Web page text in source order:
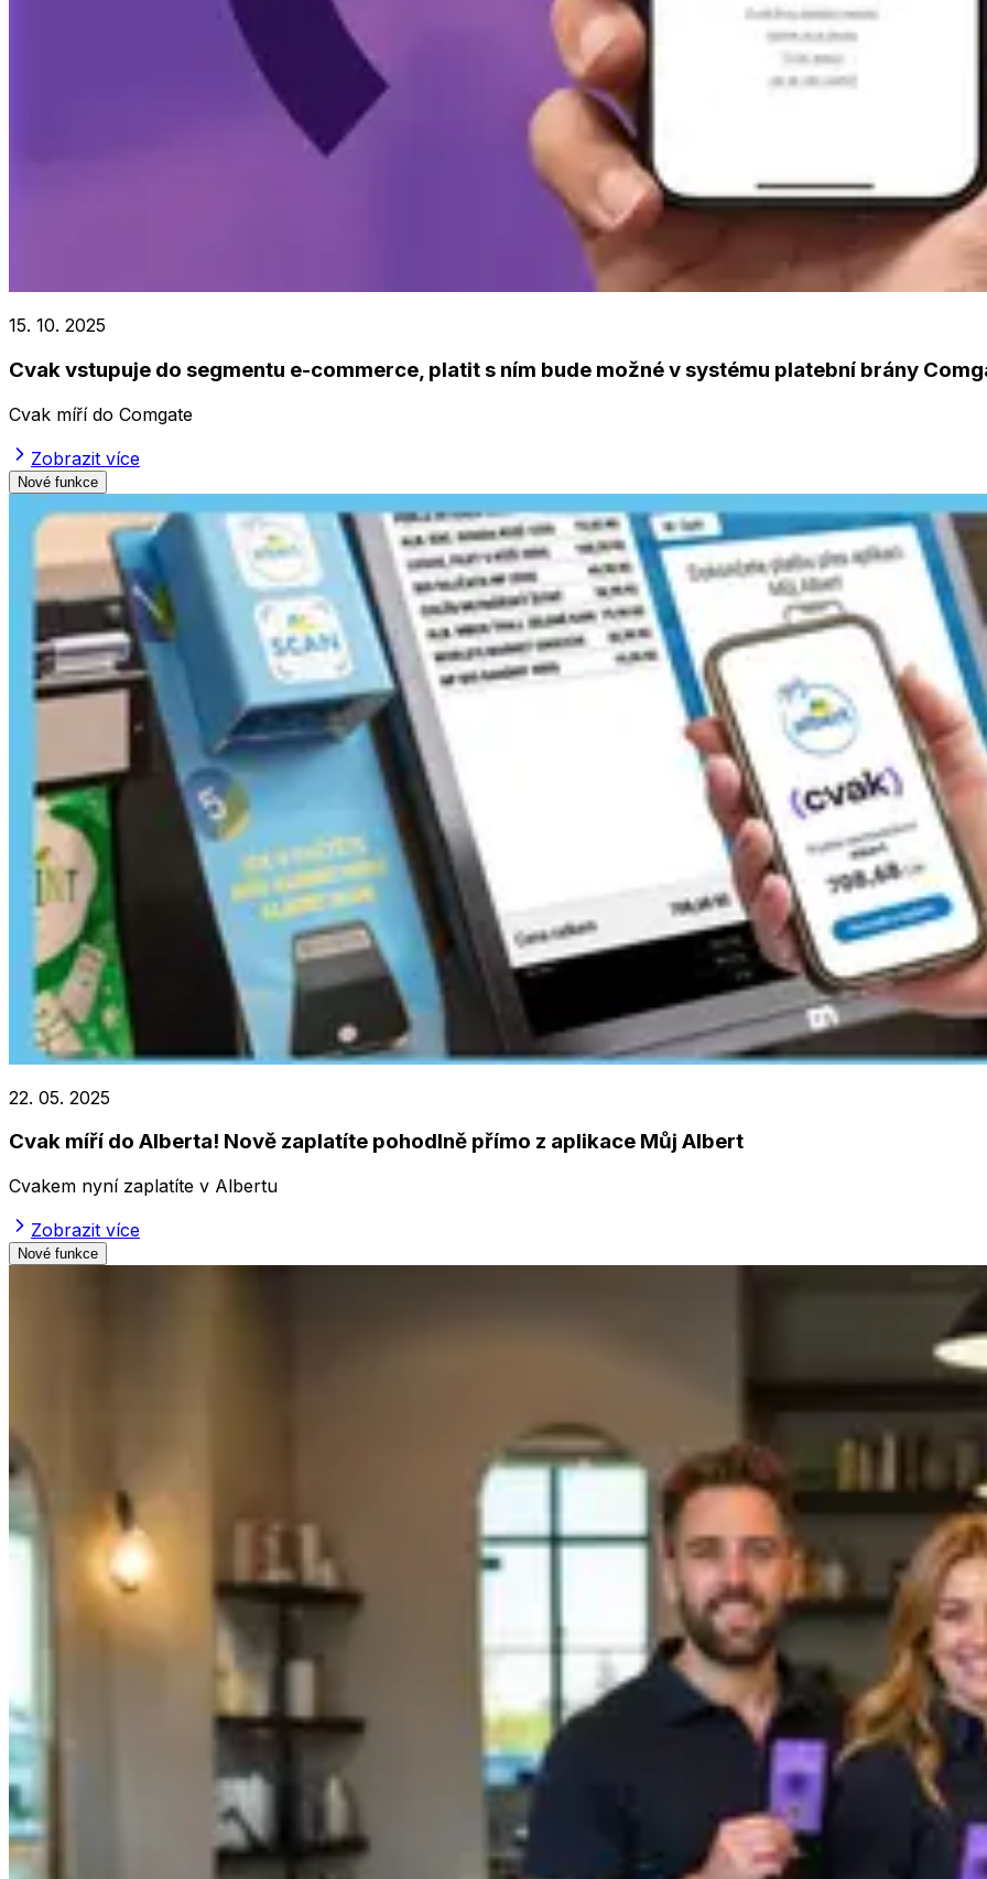
15. 10. 2025
Cvak vstupuje do segmentu e-commerce, platit s ním bude možné v systému platební brány
Cvak míří do Comgate
Zobrazit více
Nové funkce
22. 05. 2025
Cvak míří do Alberta! Nově zaplatíte pohodlně přímo z aplikace Můj Albert
Cvakem nyní zaplatíte v Albertu
Zobrazit více
Nové funkce